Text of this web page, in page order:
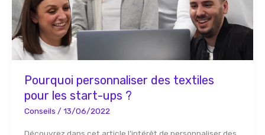
Pourquoi personnaliser des textiles
pour les start-ups ?
Conseils / 13/06/2022
ups